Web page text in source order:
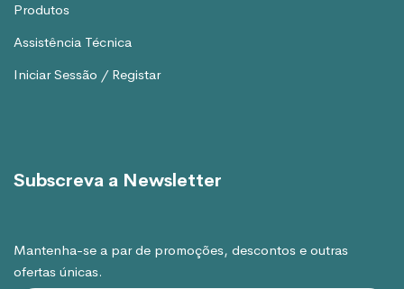
Produtos
Assistência Técnica
Iniciar Sessão / Registar
Subscreva a Newsletter
Mantenha-se a par de promoções, descontos e outras
ofertas únicas.